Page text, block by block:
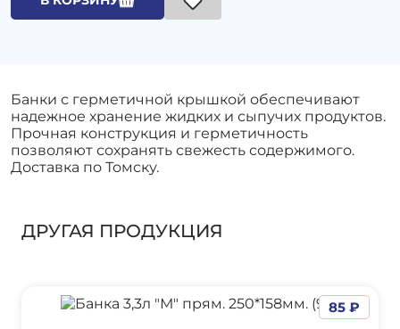
Банки с герметичной крышкой обеспечивают
надежное хранение жидких и сыпучих продуктов.
Прочная конструкция и герметичность
позволяют сохранять свежесть содержимого.
Доставка по Томску.
ДРУГАЯ ПРОДУКЦИЯ
85 ₽